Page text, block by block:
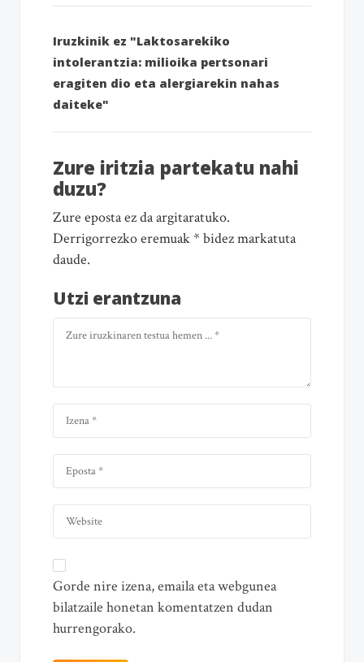
Iruzkinik ez "Laktosarekiko
intolerantzia: milioika pertsonari
eragiten dio eta alergiarekin nahas
daiteke"
Zure iritzia partekatu nahi
duzu?
Zure eposta ez da argitaratuko.
Derrigorrezko eremuak * bidez markatuta
daude.
Utzi erantzuna
Gorde nire izena, emaila eta webgunea
bilatzaile honetan komentatzen dudan
hurrengorako.